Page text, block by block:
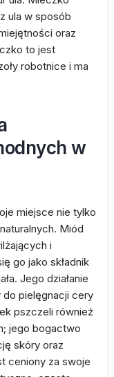
ula w sposób
oraz
to jest
robotnice i ma
w
miejsce nie tylko
Miód
i
go jako składnik
Jego działanie
do pielęgnacji cery
pszczeli również
jego bogactwo
skóry oraz
ceniony za swoje